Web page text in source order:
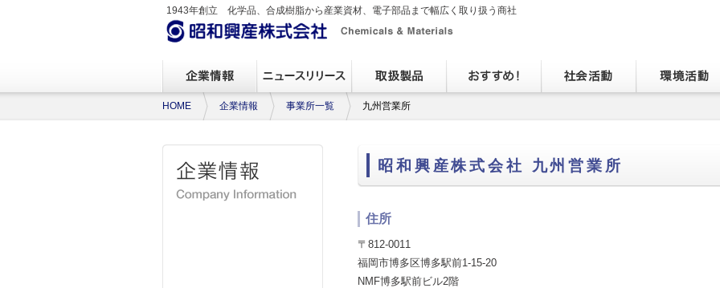
1943年創立 化学品、合成樹脂から産業資材、電子部品まで幅広く取り扱う商社
HOME 企業情報 事業所一覧 九州営業所
昭和興産株式会社 九州営業所
住所
〒812-0011
福岡市博多区博多駅前1-15-20
NMF博多駅前ビル2階